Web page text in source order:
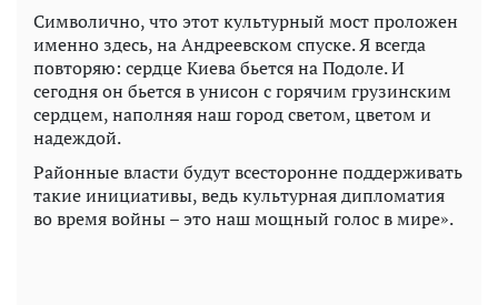
Символично, что этот культурный мост проложен
именно здесь, на Андреевском спуске. Я всегда
повторяю: сердце Киева бьется на Подоле. И
сегодня он бьется в унисон с горячим грузинским
сердцем, наполняя наш город светом, цветом и
надеждой.
Районные власти будут всесторонне поддерживать
такие инициативы, ведь культурная дипломатия
во время войны – это наш мощный голос в мире».